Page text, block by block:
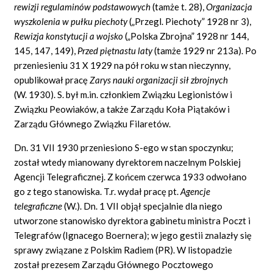
rewizji regulaminów podstawowych(tamże t. 28),Organizacja
wyszkolenia w pułku piechoty(„Przegl. Piechoty” 1928 nr 3),
Rewizja konstytucji a wojsko(„Polska Zbrojna” 1928 nr 144,
145, 147, 149), Przed piętnastu laty(tamże 1929 nr 213a). Po
przeniesieniu 31 X 1929 na pół roku w stan nieczynny,
opublikował pracęZarys nauki organizacji sił zbrojnych
(W. 1930). S. był m.in. członkiem Związku Legionistów i
Związku Peowiaków, a także Zarządu Koła Piątaków i
Zarządu Głównego Związku Filaretów.
Dn. 31 VII 1930 przeniesiono S-ego w stan spoczynku;
został wtedy mianowany dyrektorem naczelnym Polskiej
Agencji Telegraficznej. Z końcem czerwca 1933 odwołano
go z tego stanowiska. T.r. wydał pracę pt.Agencje
telegraficzne(W.). Dn. 1 VII objął specjalnie dla niego
utworzone stanowisko dyrektora gabinetu ministra Poczt i
Telegrafów (Ignacego Boernera); w jego gestii znalazły się
sprawy związane z Polskim Radiem (PR). W listopadzie
został prezesem Zarządu Głównego Pocztowego